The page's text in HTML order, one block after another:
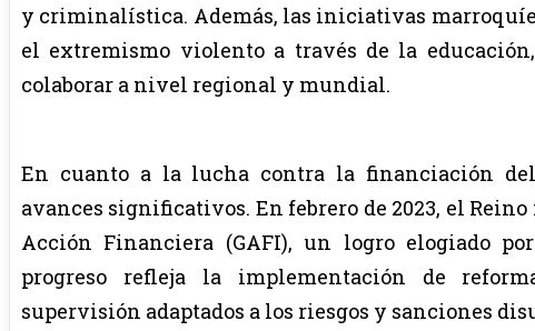
y criminalística. Además, las iniciativas
el extremismo violento a través de la
colaborar a nivel regional y mundial.
En cuanto a la lucha contra la financiación
avances significativos. En febrero de 2023, el
Acción Financiera (GAFI), un logro elogiado
progreso refleja la implementación de
supervisión adaptados a los riesgos y sanciones